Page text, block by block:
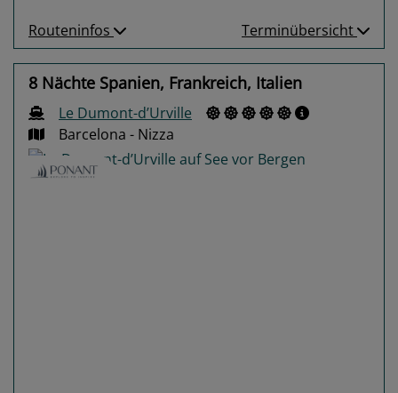
Routeninfos Terminübersicht
8 Nächte Spanien, Frankreich, Italien
Le Dumont-d’Urville
Barcelona - Nizza